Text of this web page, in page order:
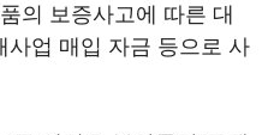
의 보증사고에 따른 대
사업 매입 자금 등으로 사